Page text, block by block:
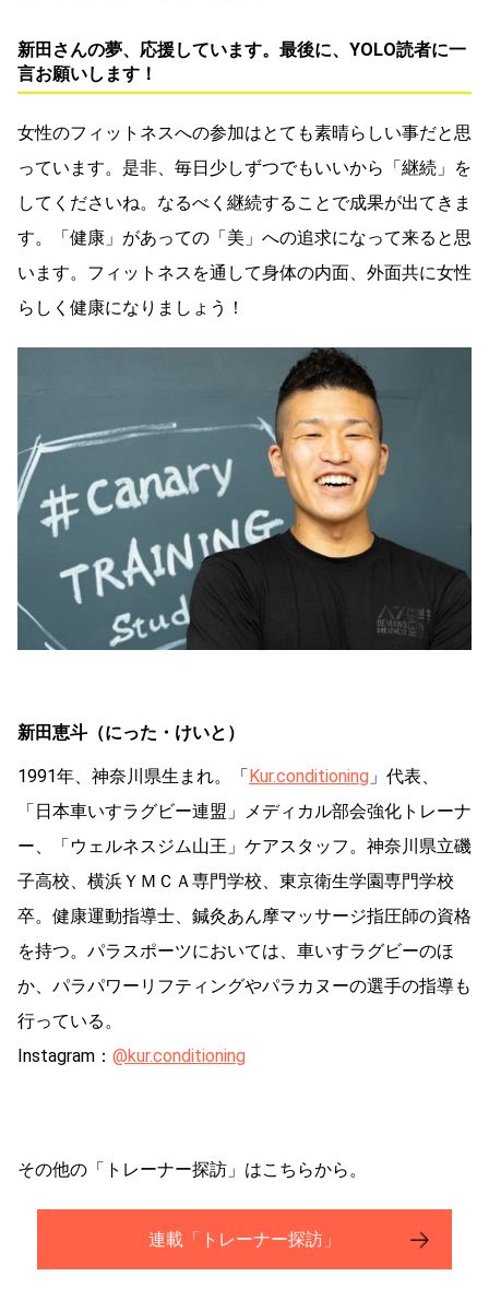
新田さんの夢、応援しています。最後に、YOLO読者に一
言お願いします！
女性のフィットネスへの参加はとても素晴らしい事だと思
っています。是非、毎日少しずつでもいいから「継続」を
してくださいね。なるべく継続することで成果が出てきま
す。「健康」があっての「美」への追求になって来ると思
います。フィットネスを通して身体の内面、外面共に女性
らしく健康になりましょう！
新田恵斗（にった・けいと）
1991年、神奈川県生まれ。「 Kur.conditioning 」代表、
「日本車いすラグビー連盟」メディカル部会強化トレーナ
ー、「ウェルネスジム山王」ケアスタッフ。神奈川県立磯
子高校、横浜ＹＭＣＡ専門学校、東京衛生学園専門学校
卒。健康運動指導士、鍼灸あん摩マッサージ指圧師の資格
を持つ。パラスポーツにおいては、車いすラグビーのほ
か、パラパワーリフティングやパラカヌーの選手の指導も
行っている。
Instagram： @kur.conditioning
その他の「トレーナー探訪」はこちらから。
連載「トレーナー探訪」